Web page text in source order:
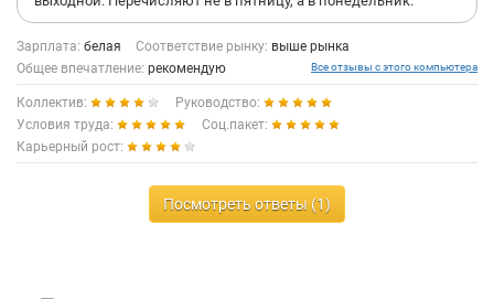
Зарплата: белая Соответствие рынку: выше рынка
Общее впечатление: рекомендую Все отзывы с этого компьютера
Коллектив:
Руководство:
Условия труда:
Соц.пакет:
Карьерный рост:
Посмотреть ответы (1)